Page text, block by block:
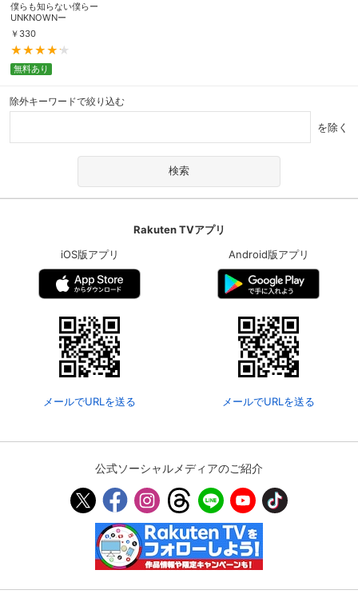
僕らも知らない僕らー
UNKNOWNー
￥ 330
無料あり
除外キーワードで絞り込む
を除く
Rakuten TVアプリ
iOS版アプリ
メールでURLを送る
Android版アプリ
メールでURLを送る
公式ソーシャルメディアのご紹介